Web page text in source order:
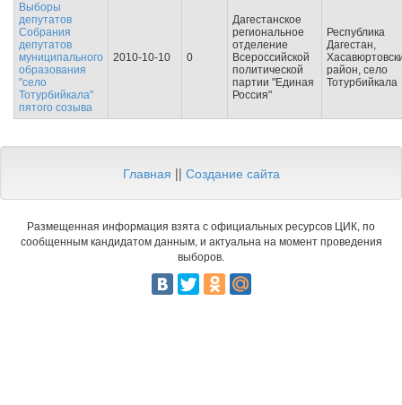
Выборы
депутатов
Собрания
депутатов
муниципального
образования
"село
Тотурбийкала"
пятого созыва
2010-10-10 0
Дагестанское
региональное
отделение
Всероссийской
политической
партии "Единая
Россия"
Республика
Дагестан,
район, село
Тотурбийкала
Главная || Создание сайта
Размещенная информация взята с официальных ресурсов ЦИК, по
сообщенным кандидатом данным, и актуальна на момент проведения
выборов.